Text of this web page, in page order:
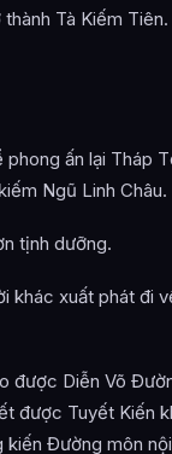
Tà Kiếm Tiên.
ấn lại Tháp
Ngũ Linh Châu.
tịnh dưỡng.
khác xuất phát đi
được Diễn Võ
được Tuyết Kiến
kiến Đường môn